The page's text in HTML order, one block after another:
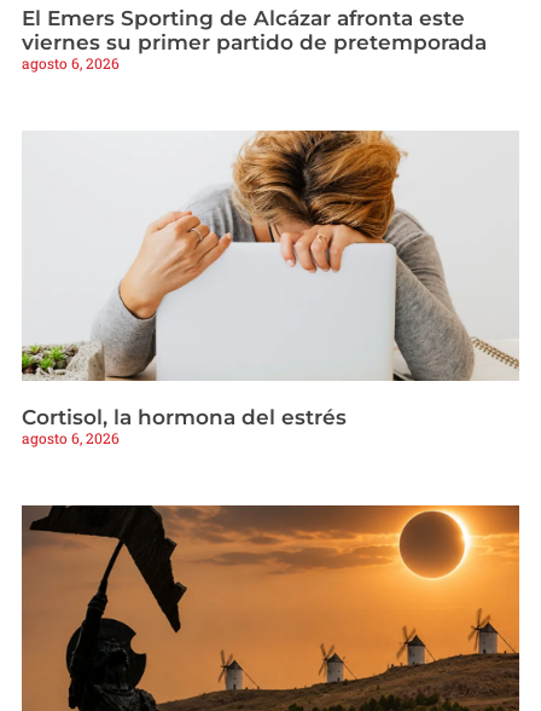
El Emers Sporting de Alcázar afronta este
viernes su primer partido de pretemporada
agosto 6, 2026
Cortisol, la hormona del estrés
agosto 6, 2026